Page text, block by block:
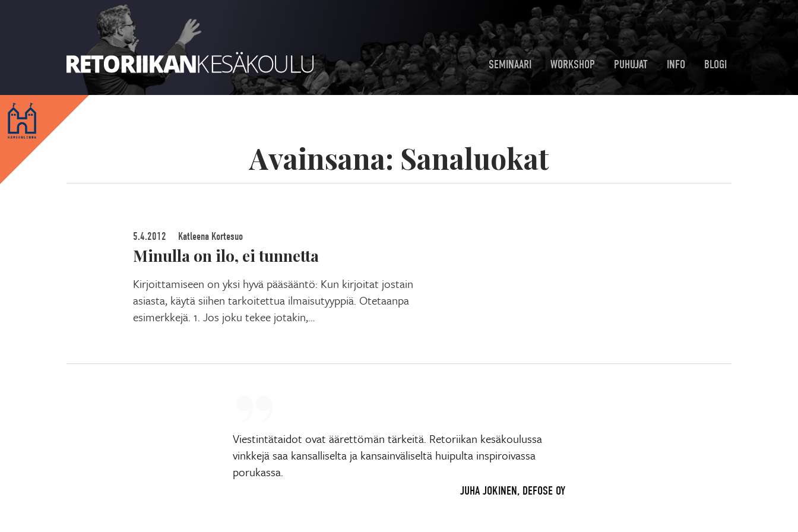
SEMINAARI WORKSHOP PUHUJAT INFO BLOGI
Avainsana: Sanaluokat
5.4.2012 Katleena Kortesuo
Minulla on ilo, ei tunnetta
Kirjoittamiseen on yksi hyvä pääsääntö: Kun kirjoitat jostain
asiasta, käytä siihen tarkoitettua ilmaisutyyppiä. Otetaanpa
esimerkkejä. 1. Jos joku tekee jotakin,…
Viestintätaidot ovat äärettömän tärkeitä. Retoriikan kesäkoulussa
vinkkejä saa kansalliselta ja kansainväliseltä huipulta inspiroivassa
porukassa.
JUHA JOKINEN, DEFOSE OY